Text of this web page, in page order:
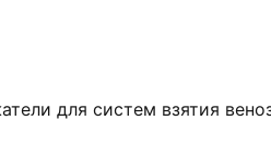
для систем взятия